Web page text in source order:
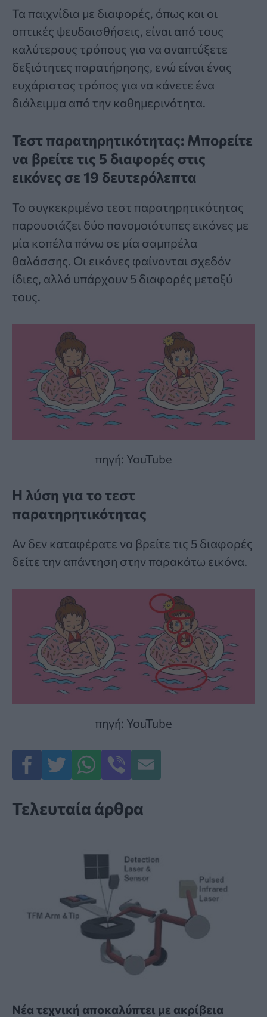
Τα παιχνίδια με διαφορές, όπως και οι
οπτικές ψευδαισθήσεις, είναι από τους
καλύτερους τρόπους για να αναπτύξετε
δεξιότητες παρατήρησης, ενώ είναι ένας
ευχάριστος τρόπος για να κάνετε ένα
διάλειμμα από την καθημερινότητα.
Τεστ παρατηρητικότητας: Μπορείτε
να βρείτε τις 5 διαφορές στις
εικόνες σε 19 δευτερόλεπτα
Το συγκεκριμένο τεστ παρατηρητικότητας
παρουσιάζει δύο πανομοιότυπες εικόνες με
μία κοπέλα πάνω σε μία σαμπρέλα
θαλάσσης. Οι εικόνες φαίνονται σχεδόν
ίδιες, αλλά υπάρχουν 5 διαφορές μεταξύ
τους.
πηγή: YouTube
Η λύση για το τεστ
παρατηρητικότητας
Αν δεν καταφέρατε να βρείτε τις 5 διαφορές
δείτε την απάντηση στην παρακάτω εικόνα.
πηγή: YouTube
Τελευταία άρθρα
Νέα τεχνική αποκαλύπτει με ακρίβεια